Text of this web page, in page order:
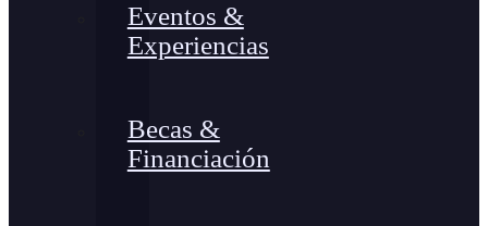
Eventos &
Experiencias
Becas &
Financiación